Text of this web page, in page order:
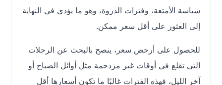
سياسة الأمتعة، وفترات الذروة، وهو ما يؤدي في النهاية
إلى العثور على أقل سعر ممكن.
للحصول على أرخص سعر، ينصح بالبحث عن الرحلات
التي تقلع في أوقات غير مزدحمة مثل أوائل الصباح أو
آخر الليل، فهذه الفترات غالبًا ما تكون أسعارها أقل